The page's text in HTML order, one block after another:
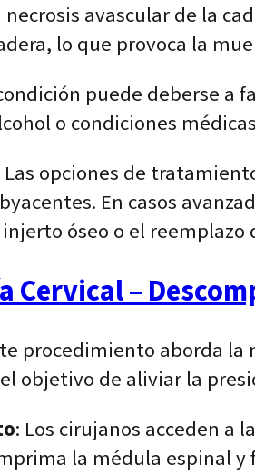
necrosis avascular de la
lo que provoca la
puede deberse a
o condiciones
Las opciones de
En casos
óseo o el reemplazo
Cervical –
procedimiento aborda
objetivo de aliviar la
: Los cirujanos acceden a
la médula espinal